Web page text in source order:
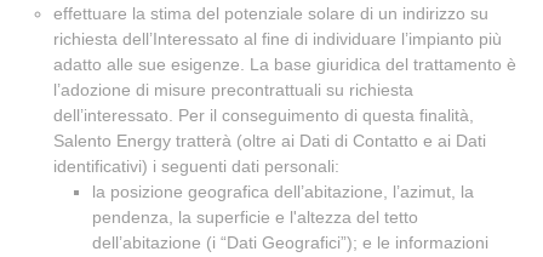
effettuare la stima del potenziale solare di un indirizzo su
richiesta dell’Interessato al fine di individuare l’impianto più
adatto alle sue esigenze. La base giuridica del trattamento è
l’adozione di misure precontrattuali su richiesta
dell’interessato. Per il conseguimento di questa finalità,
Salento Energy tratterà (oltre ai Dati di Contatto e ai Dati
identificativi) i seguenti dati personali:
la posizione geografica dell’abitazione, l’azimut, la
pendenza, la superficie e l'altezza del tetto
dell’abitazione (i “Dati Geografici”); e le informazioni